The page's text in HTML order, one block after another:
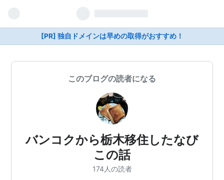
[PR] 独自ドメインは早めの取得がおすすめ！
このブログの読者になる
バンコクから栃木移住したなび
この話
174人の読者